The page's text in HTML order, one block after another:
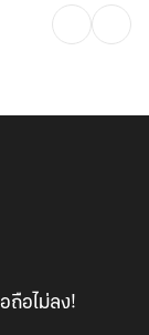
ถือไม่ลง!